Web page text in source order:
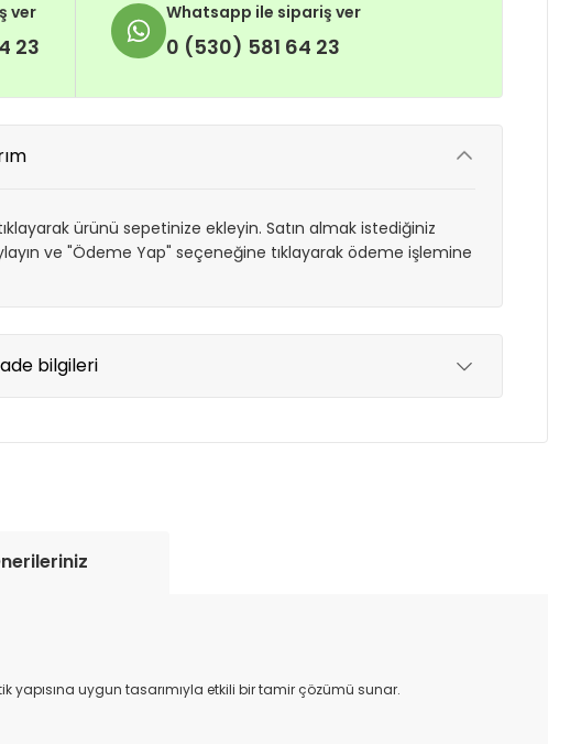
ver
23
Whatsapp ile sipariş ver
0 (530) 581 64 23
ürünü sepetinize ekleyin. Satın almak istediğiniz
ve "Ödeme Yap" seçeneğine tıklayarak ödeme işlemine
bilgileri
yapısına uygun tasarımıyla etkili bir tamir çözümü sunar.